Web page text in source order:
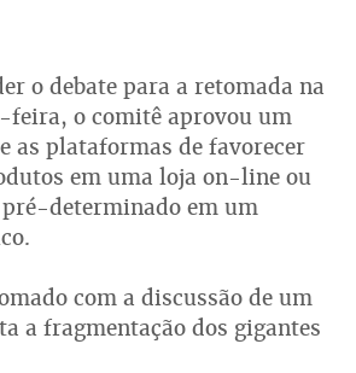
o debate para a retomada na
feira, o comitê aprovou um
as plataformas de favorecer
em uma loja on-line ou
determinado em um
com a discussão de um
a fragmentação dos gigantes